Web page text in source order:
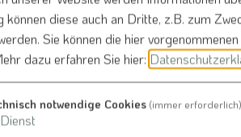
können diese auch an Dritte, z.B. zum
Sie können die hier
dazu erfahren Sie hier:
notwendige Cookies (immer erforderlich)
Dienst